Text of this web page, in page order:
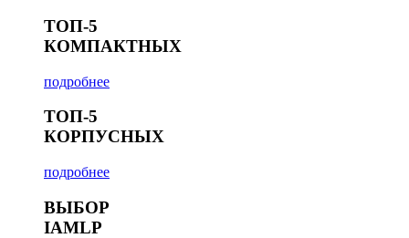
ТОП-5
КОМПАКТНЫХ
подробнее
ТОП-5
КОРПУСНЫХ
подробнее
ВЫБОР
IAMLP